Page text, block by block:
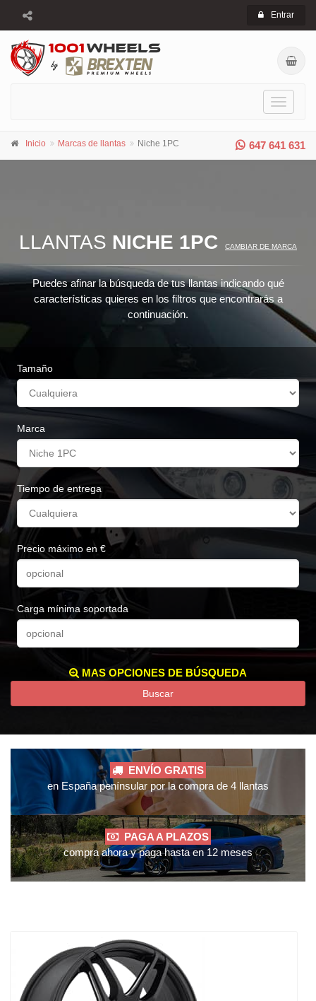
Entrar
Toggle
647 641 631
Inicio Marcas de llantas Niche 1PC
LLANTAS NICHE 1PC CAMBIAR DE MARCA
Puedes afinar la búsqueda de tus llantas indicando qué
características quieres en los filtros que encontrarás a
continuación.
Tamaño
Marca
Tiempo de entrega
Precio máximo en €
Carga mínima soportada
MAS OPCIONES DE BÚSQUEDA
Buscar
ENVÍO GRATIS
en España penínsular por la compra de 4 llantas
PAGA A PLAZOS
compra ahora y paga hasta en 12 meses